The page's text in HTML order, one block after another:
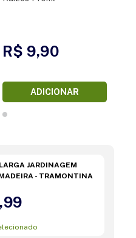
R$ 9,90
ADICIONAR
JARDINAGEM
- TRAMONTINA